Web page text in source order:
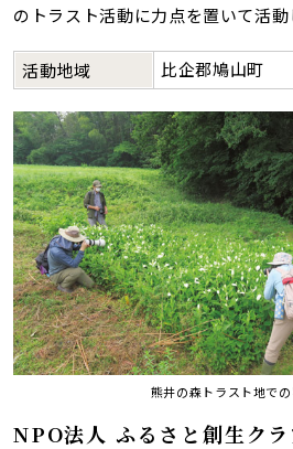
のトラスト活動に力点を置いて活動
活動地域 比企郡鳩山町
熊井の森トラスト地で
NPO法人 ふるさと創生クラ